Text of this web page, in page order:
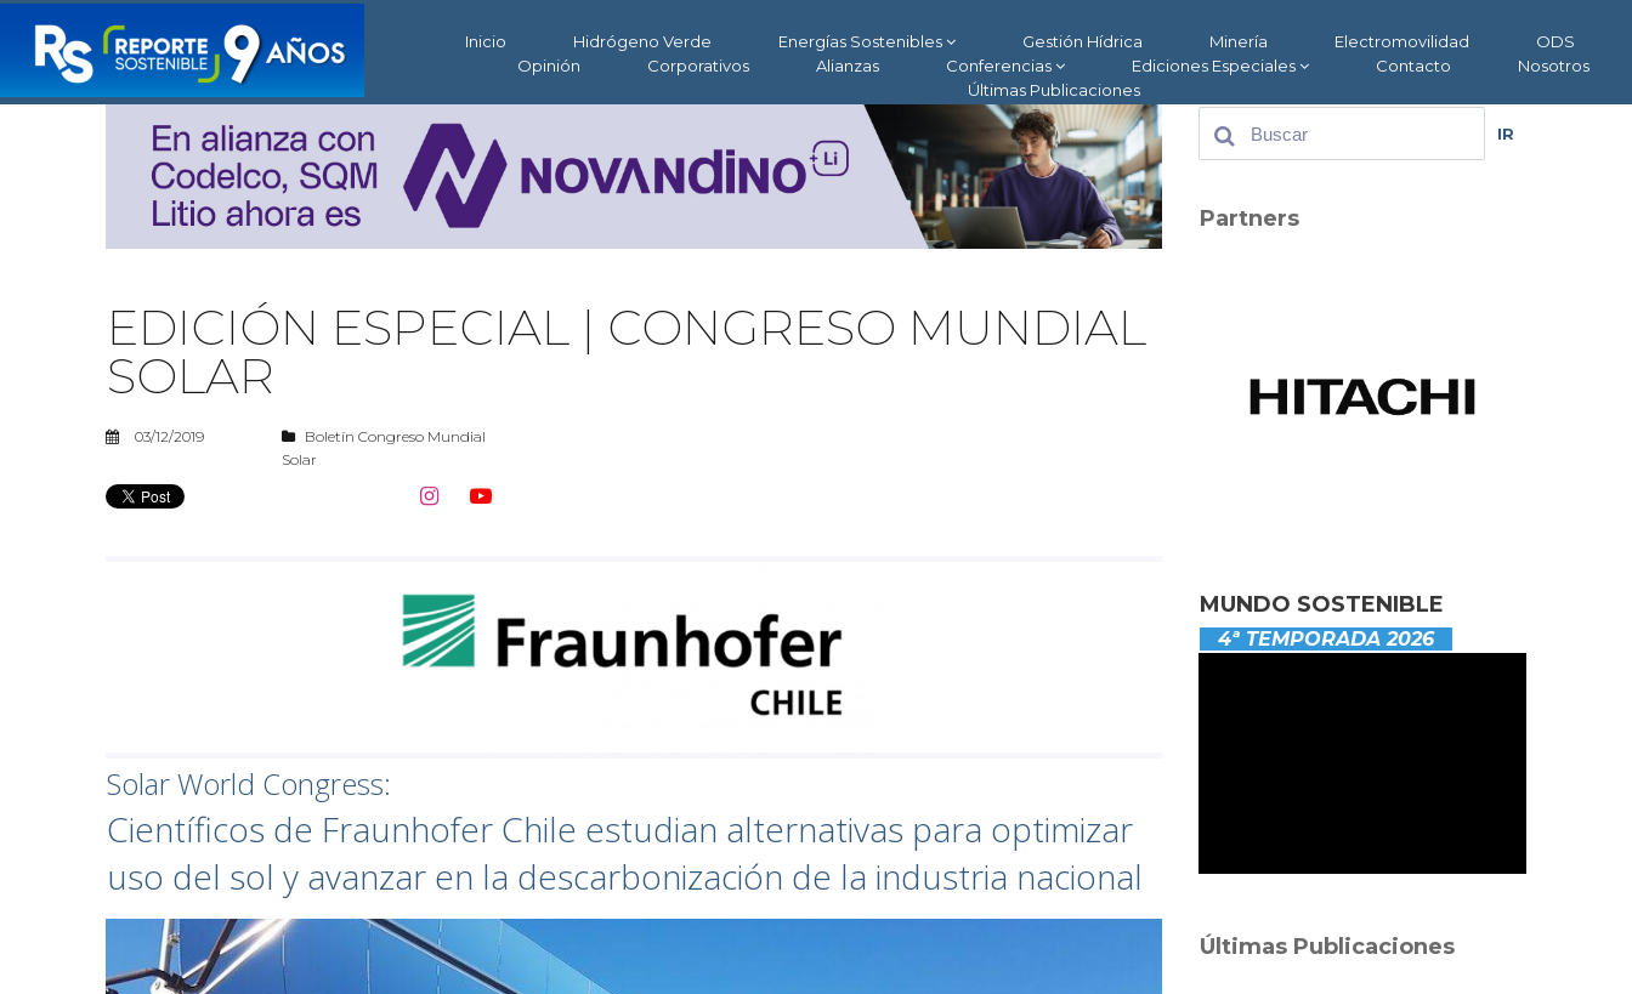
Inicio Hidrógeno Verde Energías Sostenibles Gestión Hídrica Minería Electromovilidad
ODS
Opinión
Corporativos Alianzas Conferencias Ediciones Especiales Contacto
Nosotros
Últimas Publicaciones
EDICIÓN ESPECIAL | CONGRESO MUNDIAL
SOLAR
03/12/2019
Boletín Congreso Mundial
Solar
 
Solar World Congress:
Científicos de Fraunhofer Chile estudian alternativas para optimizar
uso del sol y avanzar en la descarbonización de la industria nacional
IR
Partners
MUNDO SOSTENIBLE
4ª TEMPORADA 2026
Últimas Publicaciones